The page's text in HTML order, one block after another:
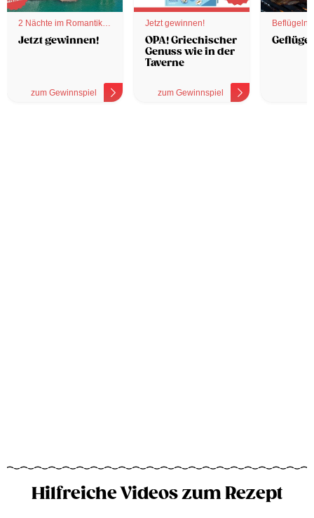
2 Nächte im Romantik
Hotel
Jetzt gewinnen!
zum Gewinnspiel
Jetzt gewinnen!
OPA! Griechischer
Genuss wie in der
Taverne
zum Gewinnspiel
Hilfreiche Videos zum Rezept